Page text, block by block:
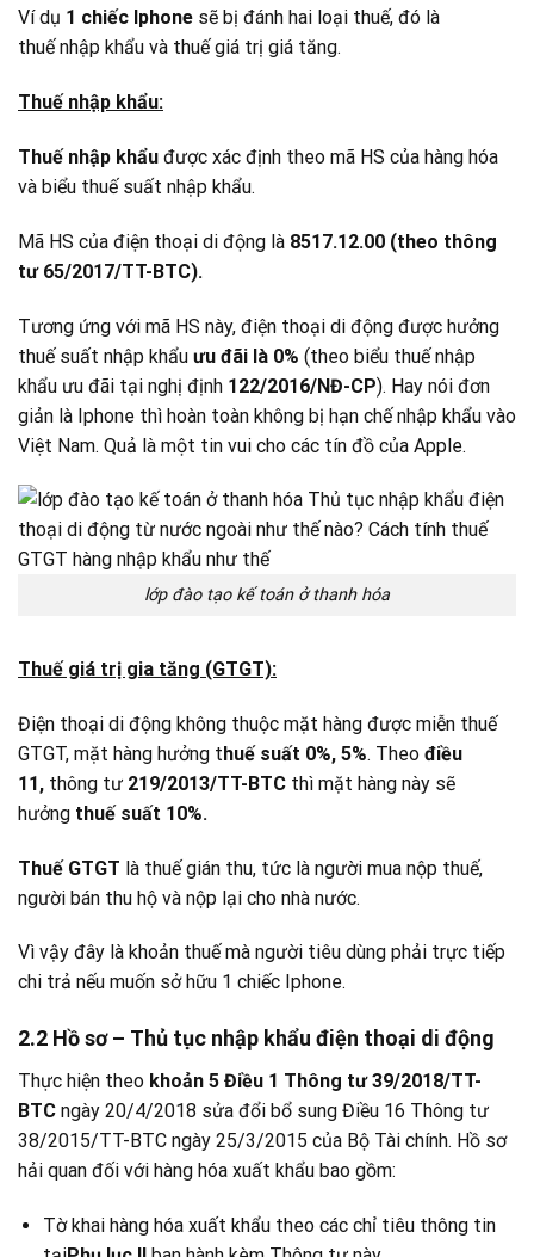
Ví dụ 1 chiếc Iphone sẽ bị đánh hai loại thuế, đó là
thuế nhập khẩu và thuế giá trị giá tăng.
Thuế nhập khẩu:
Thuế nhập khẩu được xác định theo mã HS của hàng hóa
và biểu thuế suất nhập khẩu.
Mã HS của điện thoại di động là 8517.12.00 (theo thông
tư 65/2017/TT-BTC).
Tương ứng với mã HS này, điện thoại di động được hưởng
thuế suất nhập khẩu ưu đãi là 0% (theo biểu thuế nhập
khẩu ưu đãi tại nghị định 122/2016/NĐ-CP). Hay nói đơn
giản là Iphone thì hoàn toàn không bị hạn chế nhập khẩu vào
Việt Nam. Quả là một tin vui cho các tín đồ của Apple.
lớp đào tạo kế toán ở thanh hóa
Thuế giá trị gia tăng (GTGT):
Điện thoại di động không thuộc mặt hàng được miễn thuế
GTGT, mặt hàng hưởng thuế suất 0%, 5%. Theo điều
11, thông tư 219/2013/TT-BTC thì mặt hàng này sẽ
hưởng thuế suất 10%.
Thuế GTGT là thuế gián thu, tức là người mua nộp thuế,
người bán thu hộ và nộp lại cho nhà nước.
Vì vậy đây là khoản thuế mà người tiêu dùng phải trực tiếp
chi trả nếu muốn sở hữu 1 chiếc Iphone.
2.2 Hồ sơ – Thủ tục nhập khẩu điện thoại di động
Thực hiện theo khoản 5 Điều 1 Thông tư 39/2018/TT-
BTC ngày 20/4/2018 sửa đổi bổ sung Điều 16 Thông tư
38/2015/TT-BTC ngày 25/3/2015 của Bộ Tài chính. Hồ sơ
hải quan đối với hàng hóa xuất khẩu bao gồm:
Tờ khai hàng hóa xuất khẩu theo các chỉ tiêu thông tin